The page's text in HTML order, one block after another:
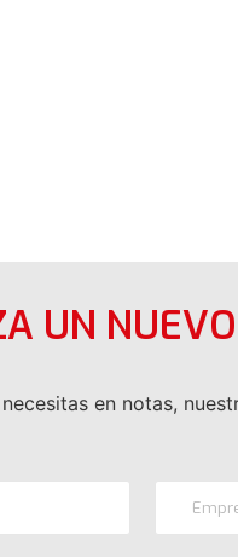
UN
en notas,